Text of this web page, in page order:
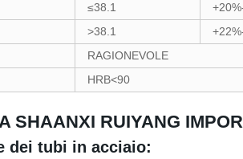
≤38.1
>38.1
RAGIONEVOLE
HRB<90
SHAANXI RUIYANG
dei tubi in acciaio: